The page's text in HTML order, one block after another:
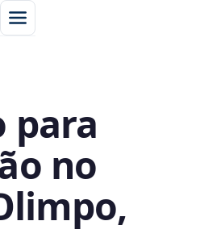
para
no